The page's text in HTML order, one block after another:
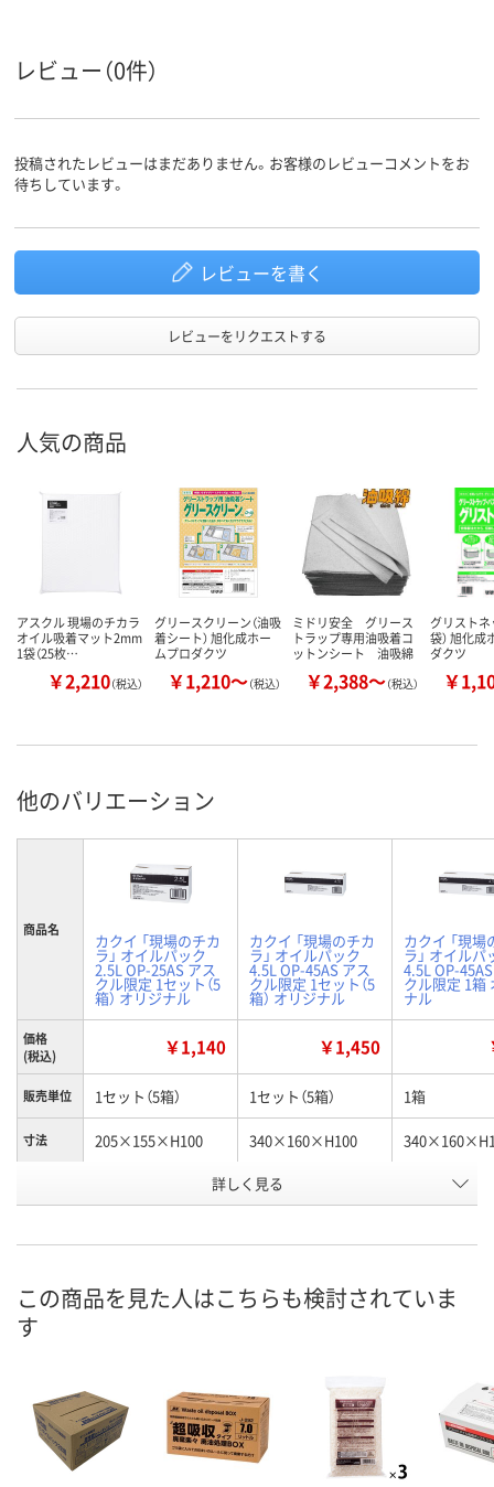
レビュー（0件）
投稿されたレビューはまだありません。お客様のレビューコメントをお
待ちしています。
レビューを書く
レビューをリクエストする
人気の商品
アスクル 現場のチカラ
オイル吸着マット2mm
1袋（25枚…
￥2,210（税込）
グリースクリーン（油吸
着シート） 旭化成ホー
ムプロダクツ
￥1,210～（税込）
ミドリ安全 グリース
トラップ専用油吸着コ
ットンシート 油吸綿
￥2,388～（税込）
グリストネ
袋） 旭化成
ダクツ
￥
他のバリエーション
商品名
カクイ 「現場のチカ
ラ」 オイルパック
2.5L OP-25AS アス
クル限定 1セット（5
箱） オリジナル
カクイ 「現場のチカ
ラ」 オイルパック
4.5L OP-45AS アス
クル限定 1セット（5
箱） オリジナル
カクイ 「現場
ラ」 オイルパ
4.5L OP-
クル限定 1箱
ナル
価格
(税込)
￥1,140 ￥1,450
販売単位 1セット（5箱） 1セット（5箱） 1箱
寸法 205×155×H100 340×160×H100
4.5L
XJ54580 XJ54579 EP16533
在庫 あり あり あり
お届け日
数量
カゴへ
数量
カゴへ カ
詳しく見る
この商品を見た人はこちらも検討されていま
す